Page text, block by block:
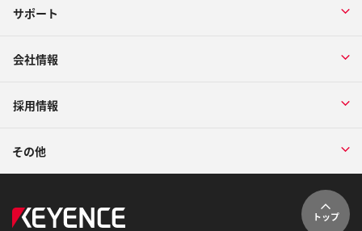
サポート
会社情報
採用情報
その他
トップ